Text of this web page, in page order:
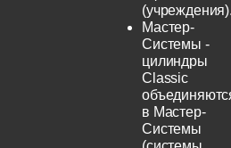
Мастер-
Системы -
цилиндры
Classic
в Мастер-
Системы